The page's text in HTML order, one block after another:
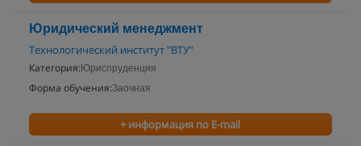
Юридический менеджмент
Технологический институт "ВТУ"
Категория: Юриспруденция
Форма обучения:Заочная
+ информация по E-mail